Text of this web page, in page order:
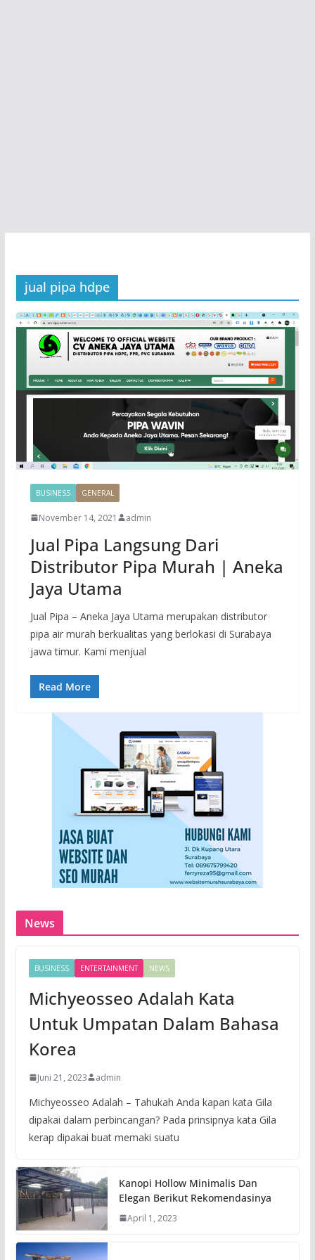
jual pipa hdpe
BUSINESS GENERAL
November 14, 2021 admin
Jual Pipa Langsung Dari
Distributor Pipa Murah | Aneka
Jaya Utama
Jual Pipa – Aneka Jaya Utama merupakan distributor
pipa air murah berkualitas yang berlokasi di Surabaya
jawa timur. Kami menjual
Read More
News
BUSINESS ENTERTAINMENT NEWS
Michyeosseo Adalah Kata
Untuk Umpatan Dalam Bahasa
Korea
Juni 21, 2023 admin
Michyeosseo Adalah – Tahukah Anda kapan kata Gila
dipakai dalam perbincangan? Pada prinsipnya kata Gila
kerap dipakai buat memaki suatu
Kanopi Hollow Minimalis Dan
Elegan Berikut Rekomendasinya
April 1, 2023